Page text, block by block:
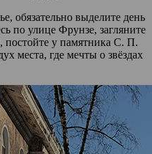
обязательно выделите день
по улице Фрунзе, загляните
у памятника С. П.
места, где мечты о звёздах